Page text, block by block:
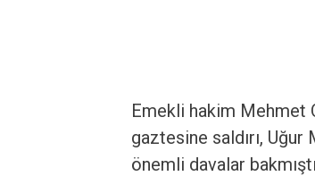
Emekli hakim Mehmet
gaztesine saldırı, Uğur
önemli davalar bakmıştı